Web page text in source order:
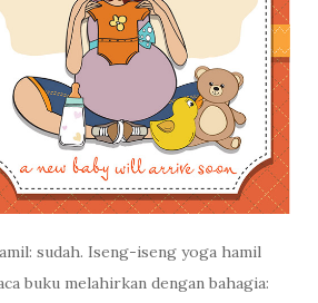
sudah. Iseng-iseng yoga hamil
buku melahirkan dengan bahagia: